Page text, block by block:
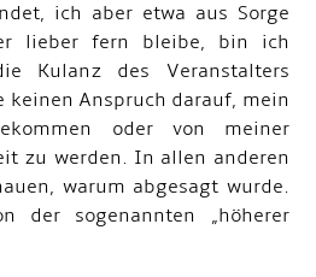
ich aber etwa aus Sorge
lieber fern bleibe, bin ich
Kulanz des Veranstalters
keinen Anspruch darauf, mein
oder von meiner
zu werden. In allen anderen
warum abgesagt wurde.
der sogenannten „höherer